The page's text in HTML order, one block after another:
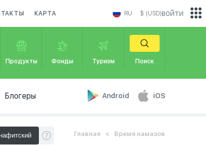
КАРТА RU $ (USD)
Продукты Фонды Туризм Поиск
Блогеры Android iOS
войти
Главная Время намазов